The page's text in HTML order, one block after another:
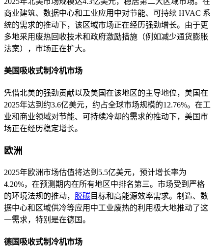
商业建筑、数据中心和工业应用中对节能、可持续 HVAC 系
统的需求的推动下，该区域市场正在经历强劲增长。由于更
多地采用废热回收技术和政府激励措施（例如减少通货膨胀
法案），市场正在扩大。
美国吸收式制冷机市场
凭借北美的强劲贡献以及美国在该地区的主导地位，美国在
2025年达到约3.6亿美元，约占全球市场规模的12.76%。在工
业和商业领域对节能、可持续冷却的需求的推动下，美国市
场正在经历稳定增长。
欧洲
2025年欧洲市场估值将达到5.5亿美元，预计增长率为
4.20%，在预测期内在所有地区中排名第三。市场受到严格
的环境法规的推动， 脱碳目标和高能源效率需求。制造、数
据中心和区域供冷等应用中工业废热的利用极大地推动了这
一需求，特别是在德国。
德国吸收式制冷机市场